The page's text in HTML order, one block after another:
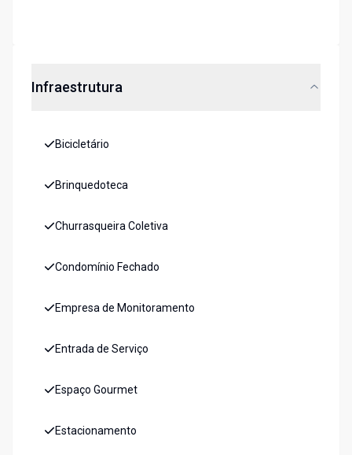
Infraestrutura
Bicicletário
Brinquedoteca
Churrasqueira Coletiva
Condomínio Fechado
Empresa de Monitoramento
Entrada de Serviço
Espaço Gourmet
Estacionamento